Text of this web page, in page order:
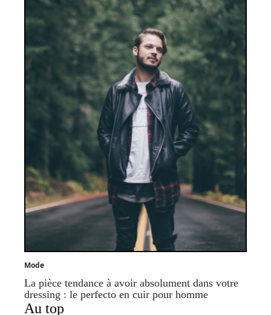
Mode
La pièce tendance à avoir absolument dans votre
dressing : le perfecto en cuir pour homme
Au top